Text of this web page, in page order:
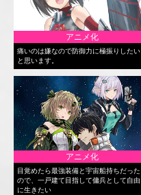
アニメ化
痛いのは嫌なので防御力に極振りしたい
と思います。
アニメ化
目覚めたら最強装備と宇宙船持ちだった
ので、一戸建て目指して傭兵として自由
に生きたい